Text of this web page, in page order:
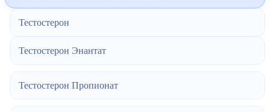
Тестостерон
Тестостерон Энантат
Тестостерон Пропионат